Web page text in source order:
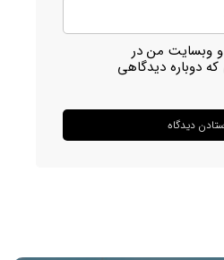
و وبسایت من در
که دوباره دیدگاهی